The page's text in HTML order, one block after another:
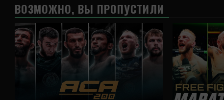
ВОЗМОЖНО, ВЫ ПРОПУСТИЛИ